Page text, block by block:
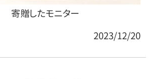
寄贈したモニター
2023/12/20